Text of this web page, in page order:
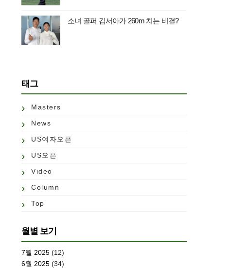
소녀 골퍼 김서아가 260m 치는 비결?
태그
Masters
News
US여자오픈
US오픈
Video
Column
Top
월별 보기
7월 2025 (12)
6월 2025 (34)